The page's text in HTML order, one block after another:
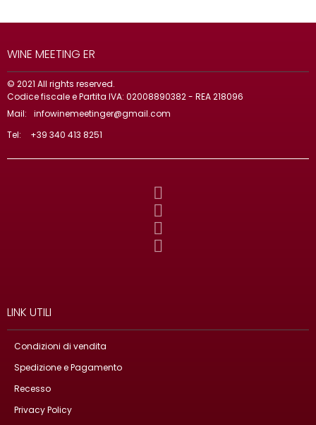
WINE MEETING ER
© 2021 All rights reserved.
Codice fiscale e Partita IVA: 02008890382 - REA 218096
Mail:
infowinemeetinger@gmail.com
Tel:
+39 340 413 8251
LINK UTILI
Condizioni di vendita
Spedizione e Pagamento
Recesso
Privacy Policy